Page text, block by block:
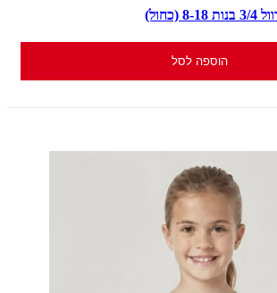
הוספה לסל